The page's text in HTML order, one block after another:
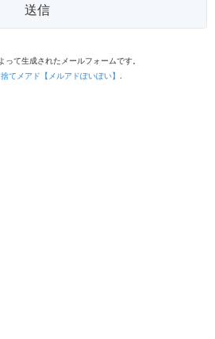
送信
って生成されたメールフォームです。
捨てメアド【メルアドぽいぽい】